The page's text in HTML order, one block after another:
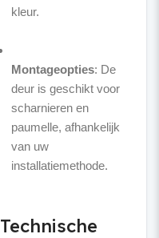
kleur.
Montageopties: De
deur is geschikt voor
scharnieren en
paumelle, afhankelijk
van uw
installatiemethode.
Technische